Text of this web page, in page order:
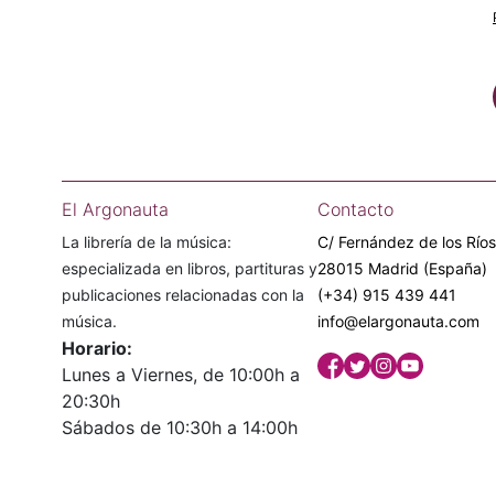
El Argonauta
La librería de la música:
especializada en libros, partituras y
publicaciones relacionadas con la
música.
Horario:
Lunes a Viernes, de 10:00h a
20:30h
Sábados de 10:30h a 14:00h
Contacto
C/ Fernández de los
28015 Madrid (España)
(+34) 915 439 441
info@elargonauta.com